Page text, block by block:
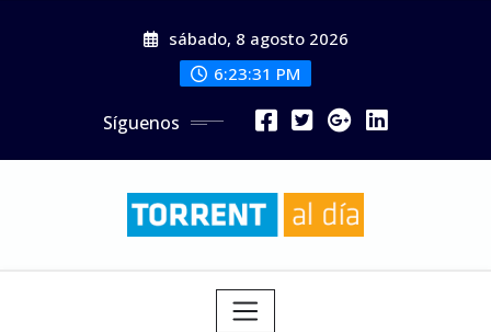
sábado, 8 agosto 2026
6:23:32 PM
Síguenos